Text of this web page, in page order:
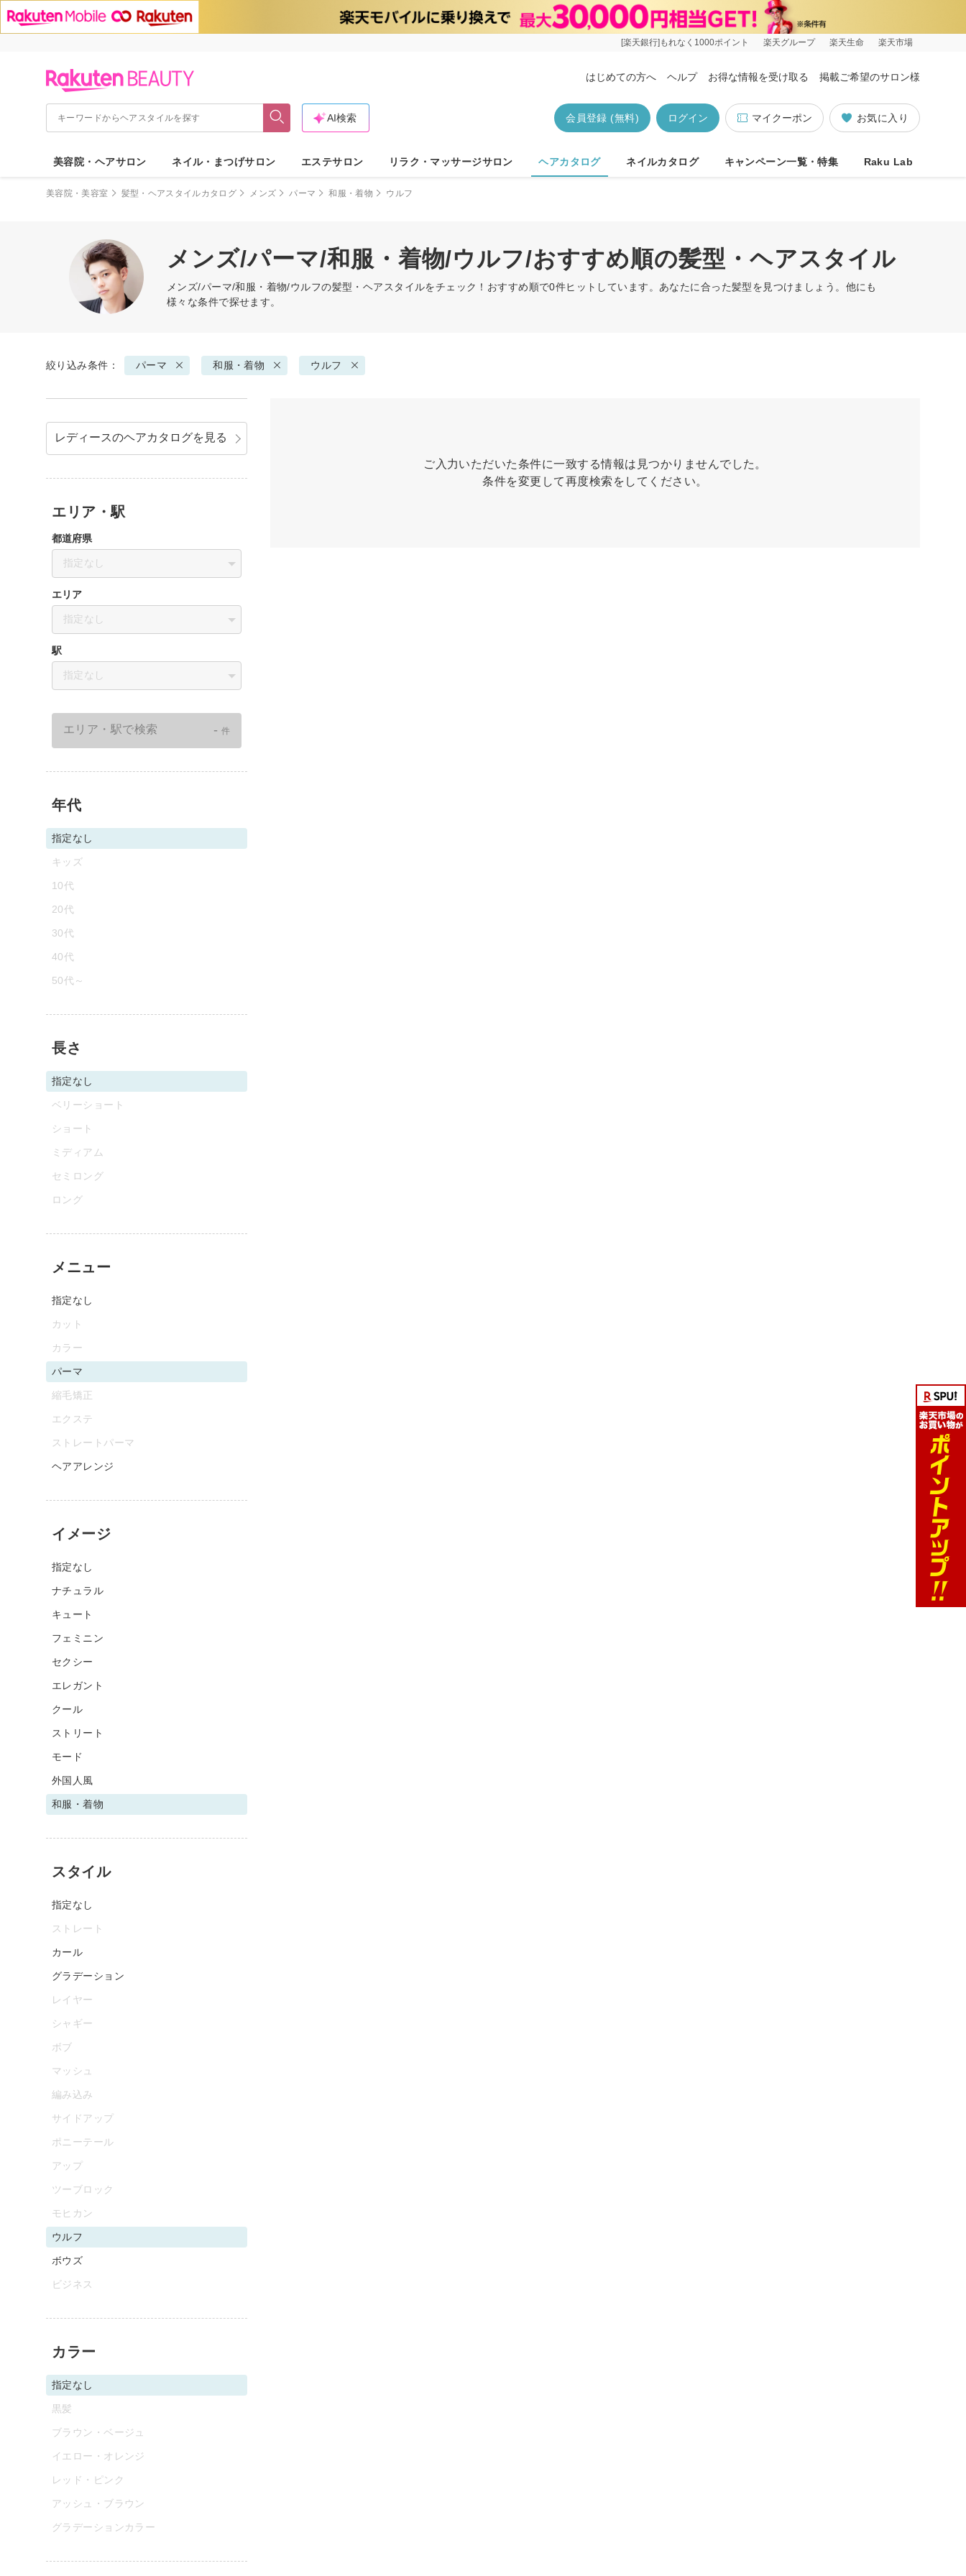
[楽天銀行]もれなく1000ポイント 楽天グループ 楽天生命 楽天市場
はじめての方へ ヘルプ お得な情報を受け取る 掲載ご希望のサロン様
お気に入り
マイクーポン
ログイン
会員登録 (無料)
AI検索
美容院・ヘアサロン ネイル・まつげサロン エステサロン リラク・マッサージサロン ヘアカタログ ネイルカタログ キャンペーン一覧・特集 Raku Lab
美容院・美容室 髪型・ヘアスタイルカタログ メンズ パーマ 和服・着物 ウルフ
メンズ/パーマ/和服・着物/ウルフ/おすすめ順の髪型・ヘアスタイル
メンズ/パーマ/和服・着物/ウルフの髪型・ヘアスタイルをチェック！おすすめ順で0件ヒットしています。あなたに合った髪型を見つけましょう。他にも
様々な条件で探せます。
絞り込み条件： パーマ 和服・着物 ウルフ
ご入力いただいた条件に一致する情報は見つかりませんでした。
条件を変更して再度検索をしてください。
レディースのヘアカタログを見る
エリア・駅
都道府県
指定なし
エリア
指定なし
駅
指定なし
エリア・駅で検索 - 件
年代
指定なし
キッズ
10代
20代
30代
40代
50代～
長さ
指定なし
ベリーショート
ショート
ミディアム
セミロング
ロング
メニュー
指定なし
カット
カラー
パーマ
縮毛矯正
エクステ
ストレートパーマ
ヘアアレンジ
イメージ
指定なし
ナチュラル
キュート
フェミニン
セクシー
エレガント
クール
ストリート
モード
外国人風
和服・着物
スタイル
指定なし
ストレート
カール
グラデーション
レイヤー
シャギー
ボブ
マッシュ
編み込み
サイドアップ
ポニーテール
アップ
ツーブロック
モヒカン
ウルフ
ボウズ
ビジネス
カラー
指定なし
黒髪
ブラウン・ベージュ
イエロー・オレンジ
レッド・ピンク
アッシュ・ブラウン
グラデーションカラー